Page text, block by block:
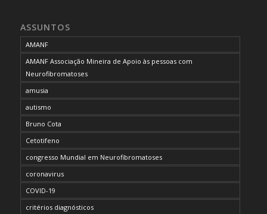
ASSUNTOS
AMANF
AMANF Associação Mineira de Apoio às pessoas com
Neurofibromatoses
amusia
autismo
Bruno Cota
Cetotifeno
congresso Mundial em Neurofibromatoses
coronavirus
COVID-19
critérios diagnósticos